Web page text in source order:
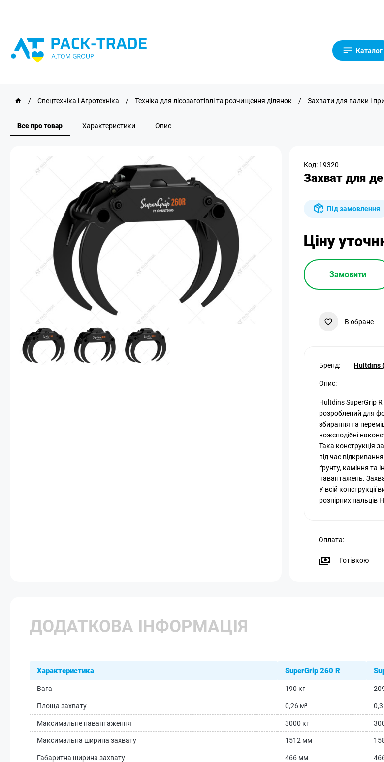
Каталог
/ Спецтехніка і Агротехніка / Техніка для лісозаготівлі та розчищення ділянок / Захвати для валки і
Все про товар Характеристики Опис
Код: 19320
Захват для
Під замовлення
Ціну
Замовити
В обране
Бренд: Hultdins
Опис:
Hultdins SuperGrip R
розроблений для
збирання та
ножеподібні
Така конструкція
під час
ґрунту, каміння та
навантажень.
У всій конструкції
розпірних пальців
Оплата:
Готівкою
ДОДАТКОВА ІНФОРМАЦІЯ
Характеристика SuperGrip 260 R
Вага 190 кг
Площа захвату 0,26 м²
Максимальне навантаження 3000 кг
Максимальна ширина захвату 1512 мм
Габаритна ширина захвату 466 мм